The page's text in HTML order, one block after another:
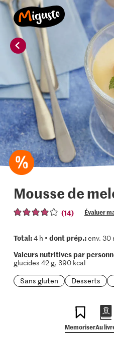
Mousse de
(14) Évaluer
Total:4 h • dont prép.:env. 30
Valeurs nutritives par
glucides 42 g, 390 kcal
Sans gluten
Desserts
MemoriserAu